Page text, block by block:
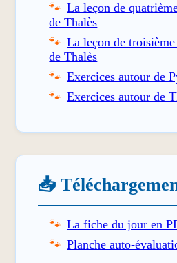
La leçon de
de Thalès
La leçon de
de Thalès
Exercices autour de
Exercices autour de
📥
La fiche du jour en
Planche auto-